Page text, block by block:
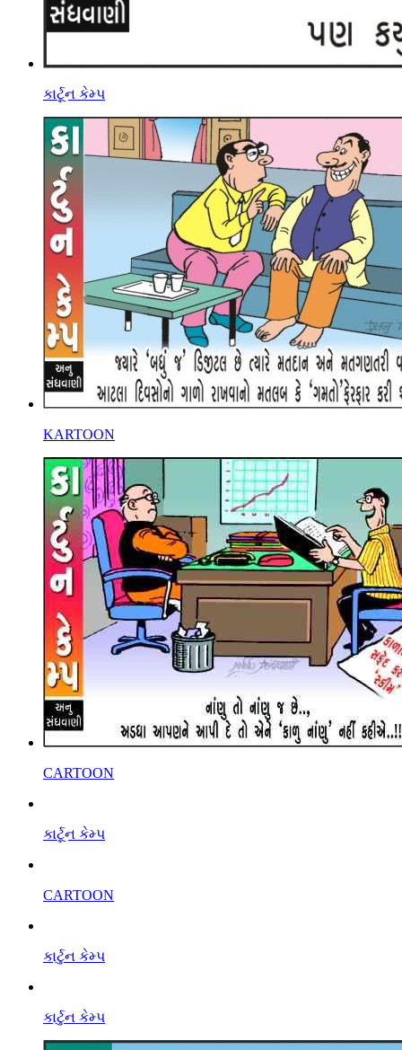
કાર્ટૂન કેમ્પ
KARTOON
CARTOON
કાર્ટૂન કેમ્પ
CARTOON
કાર્ટુન કેમ્પ
કાર્ટુન કેમ્પ